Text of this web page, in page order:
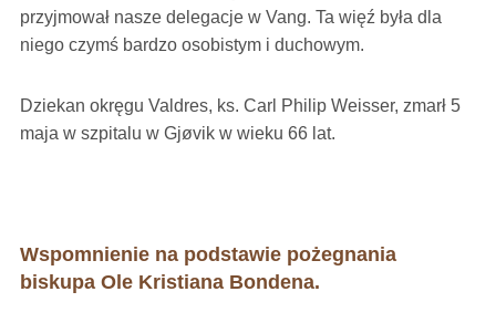
przyjmował nasze delegacje w Vang. Ta więź była dla
niego czymś bardzo osobistym i duchowym.
Dziekan okręgu Valdres, ks. Carl Philip Weisser, zmarł 5
maja w szpitalu w Gjøvik w wieku 66 lat.
Wspomnienie na podstawie pożegnania
biskupa Ole Kristiana Bondena.